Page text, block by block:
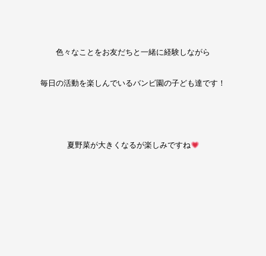
色々なことをお友だちと一緒に経験しながら
毎日の活動を楽しんでいるバンビ園の子ども達です！
夏野菜が大きくなるが楽しみですね